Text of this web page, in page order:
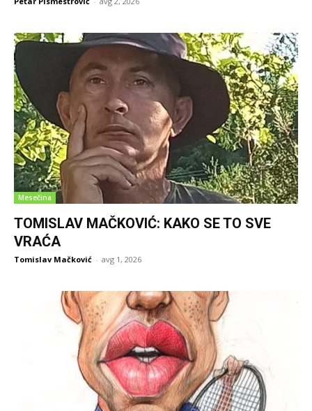
Mesečina
TOMISLAV MAČKOVIĆ: KAKO SE TO SVE
VRAĆA
Tomislav Mačković - avg 1, 2026